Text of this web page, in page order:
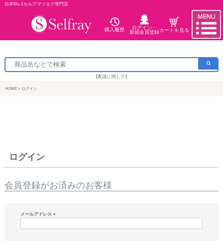
日本No.1セルフマツエク専門店
購入履歴
ログイン・
新規会員登録カートを見る
【配送に関して】
HOME ログイン
ログイン
会員登録がお済みのお客様
メールアドレス
須)